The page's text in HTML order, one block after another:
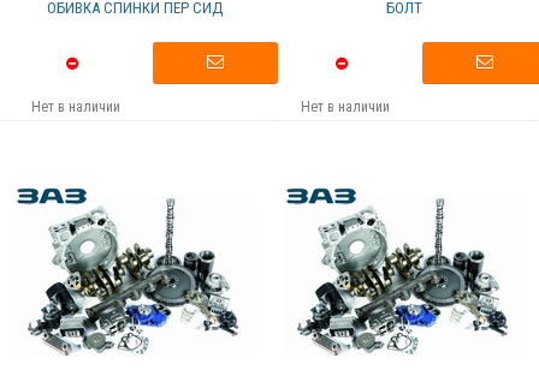
ОБИВКА СПИНКИ ПЕР СИД
Нет в наличии
БОЛТ
Нет в наличии